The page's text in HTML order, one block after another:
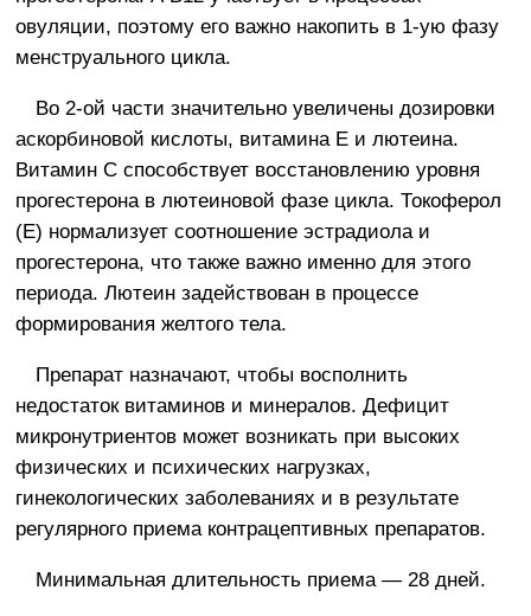
овуляции, поэтому его важно накопить в 1-ую фазу
менструального цикла.
Во 2-ой части значительно увеличены дозировки
аскорбиновой кислоты, витамина E и лютеина.
Витамин C способствует восстановлению уровня
прогестерона в лютеиновой фазе цикла. Токоферол
(E) нормализует соотношение эстрадиола и
прогестерона, что также важно именно для этого
периода. Лютеин задействован в процессе
формирования желтого тела.
Препарат назначают, чтобы восполнить
недостаток витаминов и минералов. Дефицит
микронутриентов может возникать при высоких
физических и психических нагрузках,
гинекологических заболеваниях и в результате
регулярного приема контрацептивных препаратов.
Минимальная длительность приема — 28 дней.